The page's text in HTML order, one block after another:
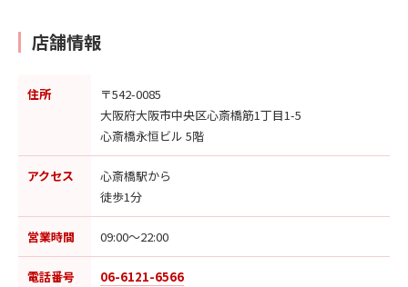
店舗情報
住所
〒542-0085
大阪府大阪市中央区心斎橋筋1丁目1-5
心斎橋永恒ビル 5階
アクセス
心斎橋駅から
徒歩1分
営業時間 09:00〜22:00
電話番号 06-6121-6566